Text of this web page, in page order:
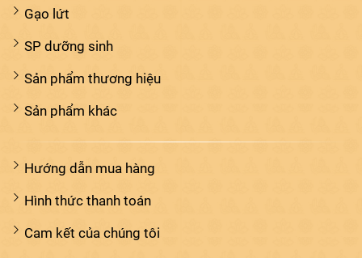
Gạo lứt
SP dưỡng sinh
Sản phẩm thương hiệu
Sản phẩm khác
Hướng dẫn mua hàng
Hình thức thanh toán
Cam kết của chúng tôi